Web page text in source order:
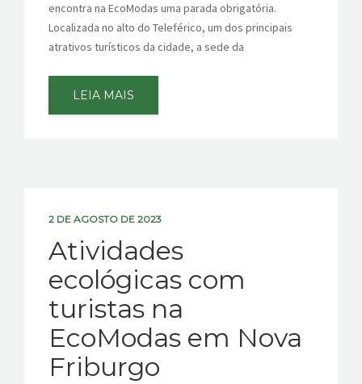
encontra na EcoModas uma parada obrigatória.
Localizada no alto do Teleférico, um dos principais
atrativos turísticos da cidade, a sede da
LEIA MAIS
2 DE AGOSTO DE 2023
Atividades
ecológicas com
turistas na
EcoModas em Nova
Friburgo